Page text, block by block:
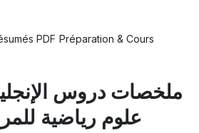
PDF Préparation & Cours
ملخصات دروس
علوم رياضية